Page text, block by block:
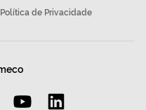
Política de Privacidade